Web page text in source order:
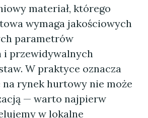
materiał, którego
wymaga jakościowych
parametrów
i przewidywalnych
W praktyce oznacza
na rynek hurtowy nie może
— warto najpierw
w lokalne